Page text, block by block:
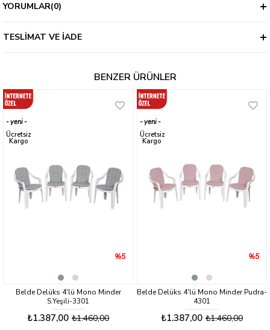
YORUMLAR(0)
TESLIMAT VE İADE
BENZER ÜRÜNLER
Belde Delüks 4'lü Mono Minder
S.Yeşili-3301
₺1.387,00 ₺1.460,00
%5
yeni
ürün
Ücretsiz
Kargo
Belde Delüks 4'lü Mono Minder Pudra-
4301
₺1.387,00 ₺1.460,00
%5
yeni
ürün
Ücretsiz
Kargo